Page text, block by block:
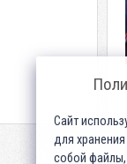
Сайт
для
собой файлы,